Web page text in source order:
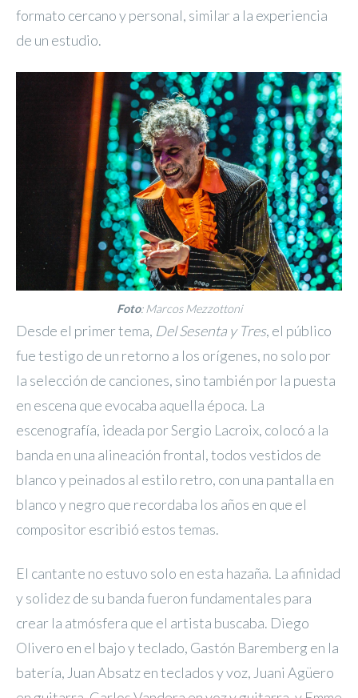
formato cercano y personal, similar a la experiencia
de un estudio.
Foto: Marcos Mezzottoni
Desde el primer tema, Del Sesenta y Tres, el público
fue testigo de un retorno a los orígenes, no solo por
la selección de canciones, sino también por la puesta
en escena que evocaba aquella época. La
escenografía, ideada por Sergio Lacroix, colocó a la
banda en una alineación frontal, todos vestidos de
blanco y peinados al estilo retro, con una pantalla en
blanco y negro que recordaba los años en que el
compositor escribió estos temas.
El cantante no estuvo solo en esta hazaña. La afinidad
y solidez de su banda fueron fundamentales para
crear la atmósfera que el artista buscaba. Diego
Olivero en el bajo y teclado, Gastón Baremberg en la
batería, Juan Absatz en teclados y voz, Juani Agüero